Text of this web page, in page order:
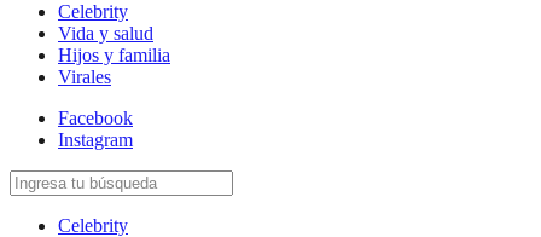
Celebrity
Vida y salud
Hijos y familia
Virales
Facebook
Instagram
Celebrity